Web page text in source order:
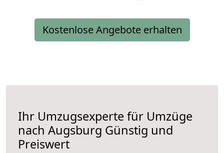
Kostenlose Angebote erhalten
Ihr Umzugsexperte für Umzüge
nach Augsburg Günstig und
Preiswert